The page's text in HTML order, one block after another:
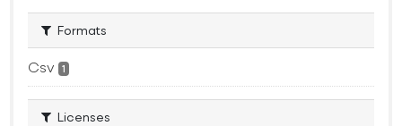
Formats
Csv 1
Licenses